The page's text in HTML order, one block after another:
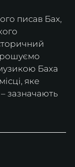
писав Бах,
Баха
яке
зазначають